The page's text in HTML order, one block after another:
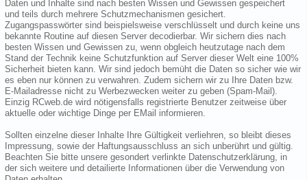
Daten und Inhalte sind nach besten Wissen und Gewissen gespeichert
und teils durch mehrere Schutzmechanismen gesichert.
Zugangspasswörter sind beispielsweise verschlüsselt und durch keine uns
bekannte Routine auf diesen Server decodierbar. Wir sichern dies nach
besten Wissen und Gewissen zu, wenn obgleich heutzutage nach dem
Stand der Technik keine Schutzfunktion auf Server dieser Welt eine 100%
Sicherheit bieten kann. Wir sind jedoch bemüht die Daten so sicher wie wir
es eben nur können zu verwahren. Zudem sichern wir zu Ihre Daten bzw.
E-Mailadresse nicht zu Werbezwecken weiter zu geben (Spam-Mail).
Einzig RCweb.de wird nötigensfalls registrierte Benutzer zeitweise über
aktuelle oder wichtige Dinge per EMail informieren.
Sollten einzelne dieser Inhalte Ihre Gültigkeit verliehren, so bleibt dieses
Impressung, sowie der Haftungsausschluss an sich unberührt und gültig.
Beachten Sie bitte unsere gesondert verlinkte Datenschutzerklärung, in
der sich weitere und detailierte Informationen über die Verwendung von